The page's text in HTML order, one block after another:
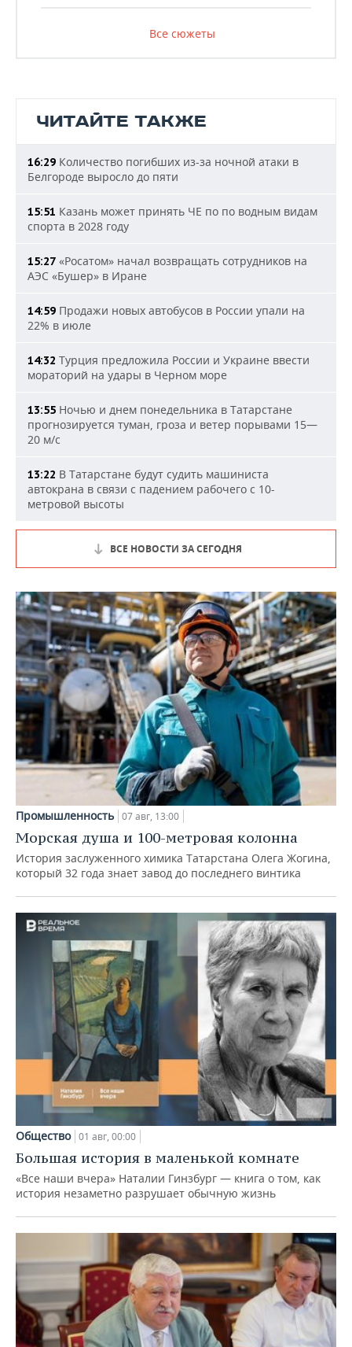
Все сюжеты
ЧИТАЙТЕ ТАКЖЕ
16:29 Количество погибших из-за ночной атаки в
Белгороде выросло до пяти
15:51 Казань может принять ЧЕ по по водным видам
спорта в 2028 году
15:27 «Росатом» начал возвращать сотрудников на
АЭС «Бушер» в Иране
14:59 Продажи новых автобусов в России упали на
22% в июле
14:32 Турция предложила России и Украине ввести
мораторий на удары в Черном море
13:55 Ночью и днем понедельника в Татарстане
прогнозируется туман, гроза и ветер порывами 15—
20 м/с
13:22 В Татарстане будут судить машиниста
автокрана в связи с падением рабочего с 10-
метровой высоты
ВСЕ НОВОСТИ ЗА СЕГОДНЯ
Промышленность 07 авг, 13:00
Морская душа и 100-метровая колонна
История заслуженного химика Татарстана Олега Жогина,
который 32 года знает завод до последнего винтика
Общество 01 авг, 00:00
Большая история в маленькой комнате
«Все наши вчера» Наталии Гинзбург — книга о том, как
история незаметно разрушает обычную жизнь